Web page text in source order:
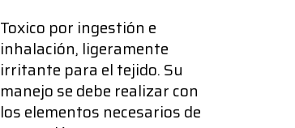
Toxico por ingestión e
inhalación, ligeramente
irritante para el tejido. Su
manejo se debe realizar con
los elementos necesarios de